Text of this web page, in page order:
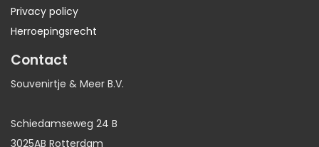
Privacy policy
Herroepingsrecht
Contact
Souvenirtje & Meer B.V.
Schiedamseweg 24 B
3025AB Rotterdam